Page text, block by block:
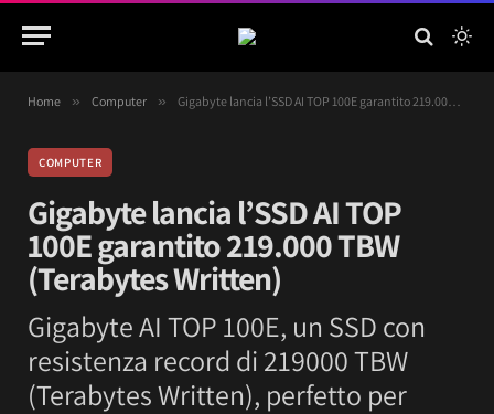
Home » Computer » Gigabyte lancia l’SSD AI TOP 100E garantito 219.000 TBW (Terabytes Written)
COMPUTER
Gigabyte lancia l’SSD AI TOP
100E garantito 219.000 TBW
(Terabytes Written)
Gigabyte AI TOP 100E, un SSD con
resistenza record di 219000 TBW
(Terabytes Written), perfetto per